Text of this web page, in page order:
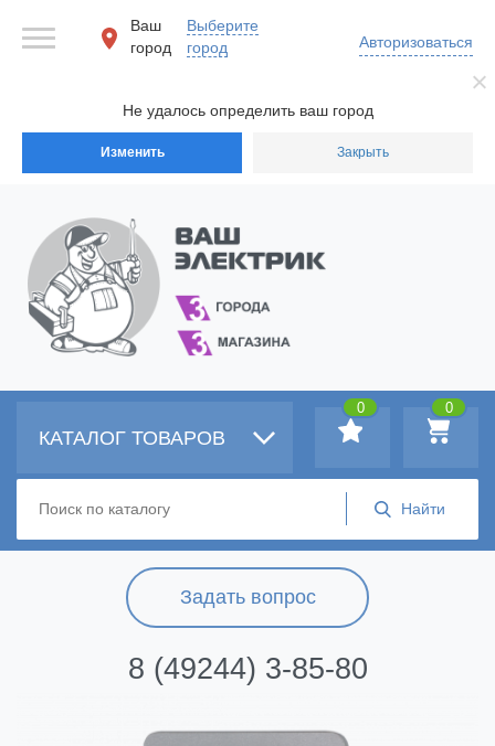
Не удалось определить ваш город
Изменить Закрыть
Ваш
город
Выберите
город
Авторизоваться
Задать вопрос
8 (49244) 3-85-80
КАТАЛОГ ТОВАРОВ
0
0